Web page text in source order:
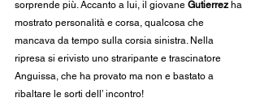
sorprende più. Accanto a lui, il giovane Gutierrez ha
mostrato personalità e corsa, qualcosa che
mancava da tempo sulla corsia sinistra. Nella
ripresa si erivisto uno straripante e trascinatore
Anguissa, che ha provato ma non e bastato a
ribaltare le sorti dell’ incontro!